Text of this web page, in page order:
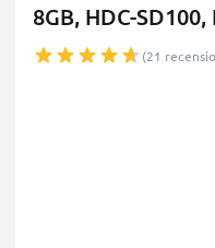
8GB, HDC-SD100,
(21